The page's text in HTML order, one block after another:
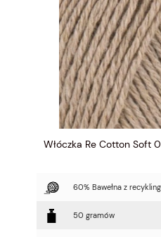
Włóczka Re Cotton Soft
60% Bawełna z
50 gramów